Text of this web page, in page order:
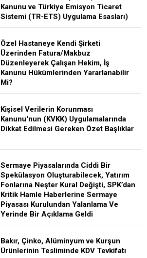
Kanunu ve Türkiye Emisyon Ticaret
Sistemi (TR-ETS) Uygulama Esasları)
Özel Hastaneye Kendi Şirketi
Üzerinden Fatura/Makbuz
Düzenleyerek Çalışan Hekim, İş
Kanunu Hükümlerinden Yararlanabilir
Mi?
Kişisel Verilerin Korunması
Kanunu'nun (KVKK) Uygulamalarında
Dikkat Edilmesi Gereken Özet Başlıklar
Sermaye Piyasalarında Ciddi Bir
Spekülasyon Oluşturabilecek, Yatırım
Fonlarına Neşter Kural Değişti, SPK’dan
Kritik Hamle Haberlerine Sermaye
Piyasası Kurulundan Yalanlama Ve
Yerinde Bir Açıklama Geldi
Bakır, Çinko, Alüminyum ve Kurşun
Ürünlerinin Tesliminde KDV Tevkifatı